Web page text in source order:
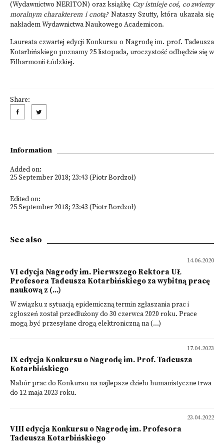
(Wydawnictwo NERITON) oraz książkę Czy istnieje coś, co zwiemy
moralnym charakterem i cnotą?Nataszy Szutty, która ukazała się
nakładem Wydawnictwa Naukowego Academicon.
Laureata czwartej edycji Konkursu o Nagrodę im. prof. Tadeusza
Kotarbińskiego poznamy 25 listopada, uroczystość odbędzie się w
Filharmonii Łódzkiej.
Share:
Information
Added on:
25 September 2018; 23:43 (Piotr Bordzoł)
Edited on:
25 September 2018; 23:43 (Piotr Bordzoł)
See also
14.06.2020
VI edycja Nagrody im. Pierwszego Rektora UŁ
Profesora Tadeusza Kotarbińskiego za wybitną pracę
naukową z (...)
W związku z sytuacją epidemiczną termin zgłaszania prac i
zgłoszeń został przedłużony do 30 czerwca 2020 roku. Prace
mogą być przesyłane drogą elektroniczną na (...)
17.04.2023
IX edycja Konkursu o Nagrodę im. Prof. Tadeusza
Kotarbińskiego
Nabór prac do Konkursu na najlepsze dzieło humanistyczne trwa
do 12 maja 2023 roku.
23.04.2022
VIII edycja Konkursu o Nagrodę im. Profesora
Tadeusza Kotarbińskiego